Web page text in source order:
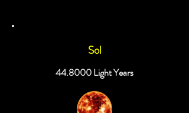
Sol
44.8000 Light Years